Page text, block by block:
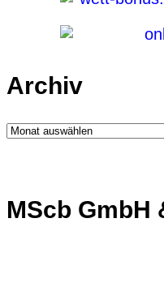
Archiv
Archiv
MScb GmbH